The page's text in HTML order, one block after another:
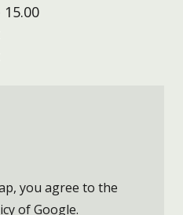
15.00
you agree to the
ofGoogle.